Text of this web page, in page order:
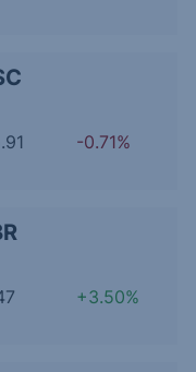
-0.71%
+3.50%